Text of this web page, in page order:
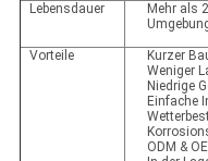
Lebensdauer
Mehr als
Vorteile
Kurzer
Weniger
Niedrige
Einfache
ODM &